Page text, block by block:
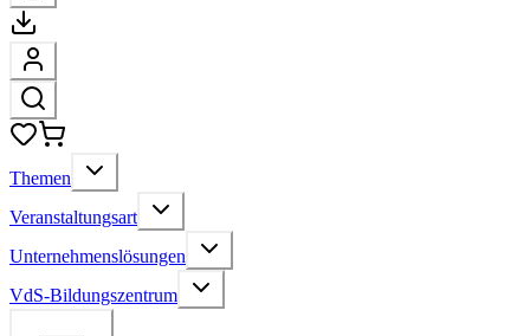
Themen
Veranstaltungsart
Unternehmenslösungen
VdS-Bildungszentrum